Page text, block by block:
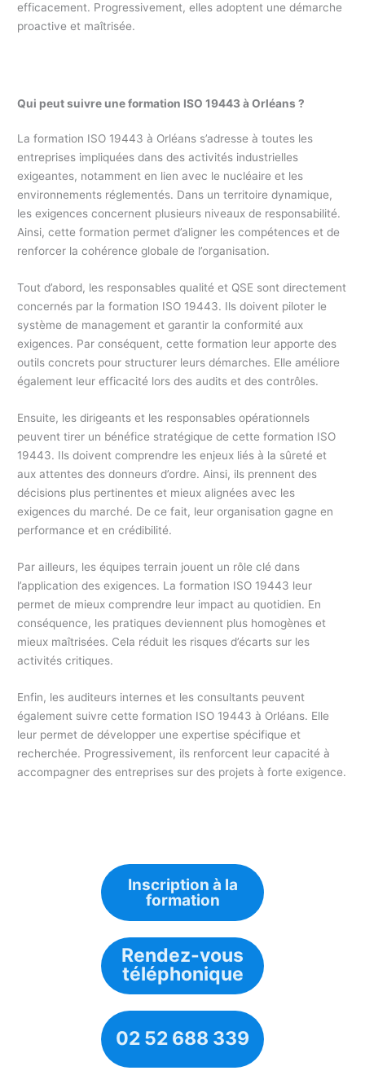
efficacement. Progressivement, elles adoptent une démarche
proactive et maîtrisée.
Qui peut suivre une formation ISO 19443 à Orléans ?
La formation ISO 19443 à Orléans s’adresse à toutes les
entreprises impliquées dans des activités industrielles
exigeantes, notamment en lien avec le nucléaire et les
environnements réglementés. Dans un territoire dynamique,
les exigences concernent plusieurs niveaux de responsabilité.
Ainsi, cette formation permet d’aligner les compétences et de
renforcer la cohérence globale de l’organisation.
Tout d’abord, les responsables qualité et QSE sont directement
concernés par la formation ISO 19443. Ils doivent piloter le
système de management et garantir la conformité aux
exigences. Par conséquent, cette formation leur apporte des
outils concrets pour structurer leurs démarches. Elle améliore
également leur efficacité lors des audits et des contrôles.
Ensuite, les dirigeants et les responsables opérationnels
peuvent tirer un bénéfice stratégique de cette formation ISO
19443. Ils doivent comprendre les enjeux liés à la sûreté et
aux attentes des donneurs d’ordre. Ainsi, ils prennent des
décisions plus pertinentes et mieux alignées avec les
exigences du marché. De ce fait, leur organisation gagne en
performance et en crédibilité.
Par ailleurs, les équipes terrain jouent un rôle clé dans
l’application des exigences. La formation ISO 19443 leur
permet de mieux comprendre leur impact au quotidien. En
conséquence, les pratiques deviennent plus homogènes et
mieux maîtrisées. Cela réduit les risques d’écarts sur les
activités critiques.
Enfin, les auditeurs internes et les consultants peuvent
également suivre cette formation ISO 19443 à Orléans. Elle
leur permet de développer une expertise spécifique et
recherchée. Progressivement, ils renforcent leur capacité à
accompagner des entreprises sur des projets à forte exigence.
Inscription à la
formation
Rendez-vous
téléphonique
02 52 688 339